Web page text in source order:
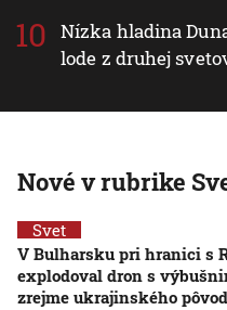
Nízka hladina
lode z druhej
Nové v rubrike
Svet
V Bulharsku pri hranici s
explodoval dron s
zrejme ukrajinského